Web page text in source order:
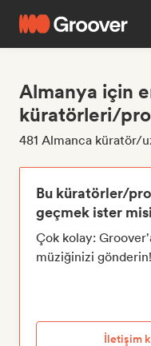
Almanya için
küratörleri/
481 Almanca küratör/
Bu küratörler/
geçmek ister
Çok kolay:
müziğinizi gönderin!
İletişim